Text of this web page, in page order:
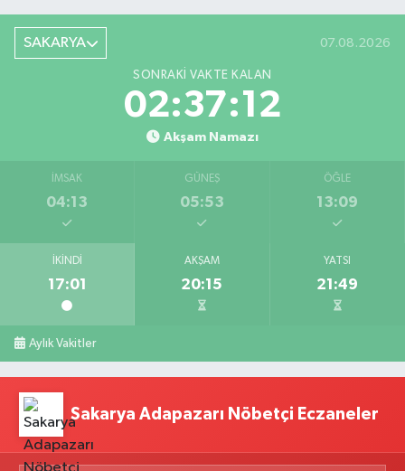
SAKARYA 07.08.2026
SONRAKI VAKTE KALAN
02:37:12
Akşam Namazı
İMSAK
04:13
GÜNEŞ
05:53
ÖĞLE
13:09
İKINDI
17:01
AKŞAM
20:15
YATSI
21:49
Aylık Vakitler
Sakarya Adapazarı Nöbetçi Eczaneler